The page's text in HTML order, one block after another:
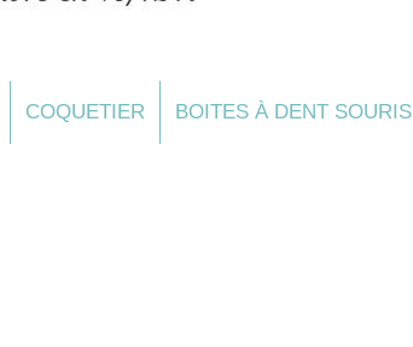
COQUETIER BOITES À DENT SOURIS